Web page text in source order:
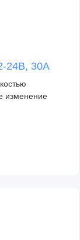
24В, 30А
изменение